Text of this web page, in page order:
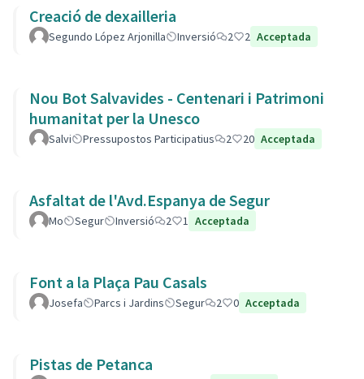
Creació de dexailleria
Segundo López Arjonilla Inversió 2 2 Acceptada
Nou Bot Salvavides - Centenari i Patrimoni
humanitat per la Unesco
Salvi Pressupostos Participatius 2 20 Acceptada
Asfaltat de l'Avd.Espanya de Segur
Mo Segur Inversió 2 1 Acceptada
Font a la Plaça Pau Casals
Josefa Parcs i Jardins Segur 2 0 Acceptada
Pistas de Petanca